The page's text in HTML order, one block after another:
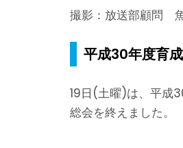
撮影：放送部顧問
平成30年度育
19日(土曜)は、平成
総会を終えました。